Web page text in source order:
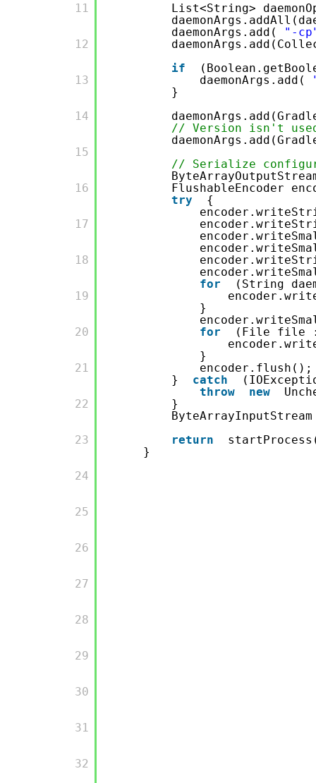
       11
       12
       13
       14
       15
       16
       17
       18
       19
       20
       21
       22
       23
       24
       25
       26
       27
       28
       29
       30
       31
       32
List<String>
daemonArgs.add(
"-
if
daemonArgs.add(
}
// Version isn't
// Serialize
FlushableEncoder
try
{
for
(String
}
for
(File file :
}
encoder.flush();
}
catch
throw
new
}
return
}